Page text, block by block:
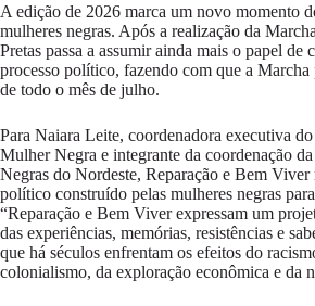
A edição de 2026 marca um novo momento
mulheres negras. Após a realização da
Pretas passa a assumir ainda mais o papel de
processo político, fazendo com que a
de todo o mês de julho.
Para Naiara Leite, coordenadora executiva
Mulher Negra e integrante da coordenação
Negras do Nordeste, Reparação e Bem Viver
político construído pelas mulheres negras
“Reparação e Bem Viver expressam um
das experiências, memórias, resistências e
que há séculos enfrentam os efeitos do
colonialismo, da exploração econômica e da